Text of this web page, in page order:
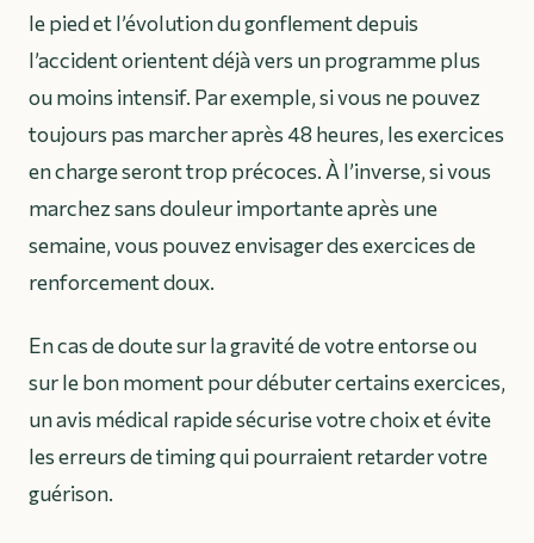
le pied et l’évolution du gonflement depuis
l’accident orientent déjà vers un programme plus
ou moins intensif. Par exemple, si vous ne pouvez
toujours pas marcher après 48 heures, les exercices
en charge seront trop précoces. À l’inverse, si vous
marchez sans douleur importante après une
semaine, vous pouvez envisager des exercices de
renforcement doux.
En cas de doute sur la gravité de votre entorse ou
sur le bon moment pour débuter certains exercices,
un avis médical rapide sécurise votre choix et évite
les erreurs de timing qui pourraient retarder votre
guérison.